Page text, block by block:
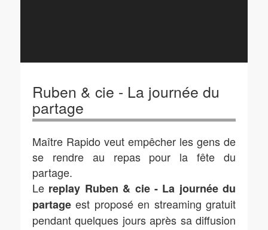
Ruben & cie - La journée du
partage
Maître Rapido veut empêcher les gens de
se rendre au repas pour la fête du
partage.
Le replay Ruben & cie - La journée du
partage est proposé en streaming gratuit
pendant quelques jours après sa diffusion